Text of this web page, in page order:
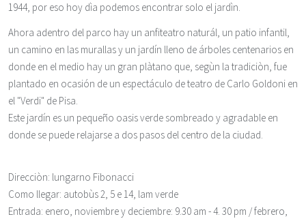
1944, por eso hoy dìa podemos encontrar solo el jardìn.
Ahora adentro del parco hay un anfiteatro naturál, un patio infantil,
un camino en las murallas y un jardín lleno de árboles centenarios en
donde en el medio hay un gran plàtano que, segùn la tradiciòn, fue
plantado en ocasión de un espectáculo de teatro de Carlo Goldoni en
el "Verdi" de Pisa.
Este jardín es un pequeño oasis verde sombreado y agradable en
donde se puede relajarse a dos pasos del centro de la ciudad.
Direcciòn: lungarno Fibonacci
Como llegar: autobùs 2, 5 e 14, lam verde
Entrada: enero, noviembre y deciembre: 9.30 am - 4. 30 pm / febrero,